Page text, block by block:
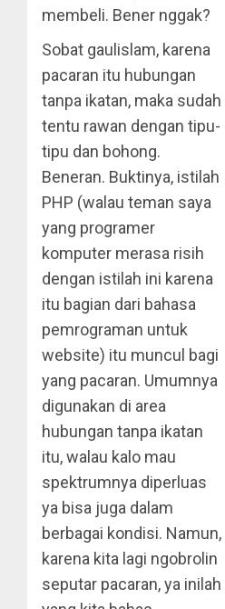
membeli. Bener nggak?
Sobat gaulislam, karena
pacaran itu hubungan
tanpa ikatan, maka sudah
tentu rawan dengan tipu-
tipu dan bohong.
Beneran. Buktinya, istilah
PHP (walau teman saya
yang programer
komputer merasa risih
dengan istilah ini karena
itu bagian dari bahasa
pemrograman untuk
website) itu muncul bagi
yang pacaran. Umumnya
digunakan di area
hubungan tanpa ikatan
itu, walau kalo mau
spektrumnya diperluas
ya bisa juga dalam
berbagai kondisi. Namun,
karena kita lagi ngobrolin
seputar pacaran, ya inilah